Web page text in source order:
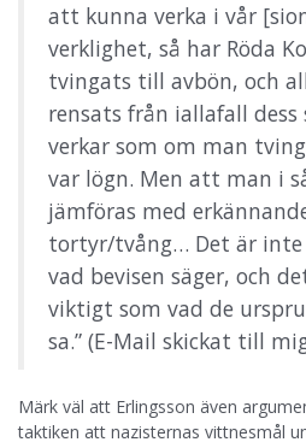
att kunna verka i vår
verklighet, så har Röda
tvingats till avbön, och
rensats från iallafall dess
verkar som om man
var lögn. Men att man i
jämföras med
tortyr/tvång… Det är
vad bevisen säger, och
viktigt som vad de
sa.” (E-Mail skickat till
Märk väl att Erlingsson även
taktiken att nazisternas vittnesmål